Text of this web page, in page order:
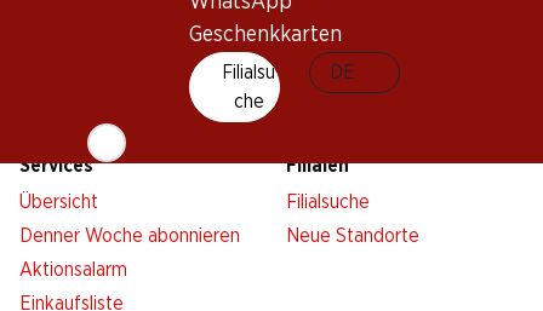
Geschenkkarten
Filialsu
che
DE
Jetzt anmelden
Services
Übersicht
Denner Woche abonnieren
Aktionsalarm
Einkaufsliste
Filialen
Filialsuche
Neue Standorte